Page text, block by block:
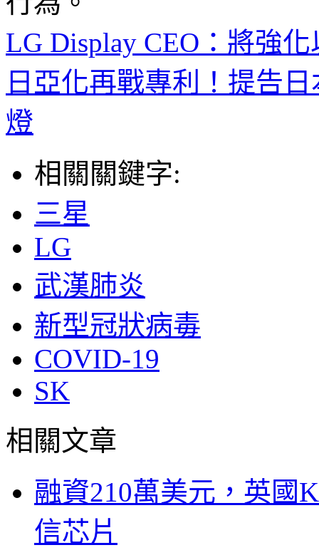
LG Display CEO：將強
日亞化再戰專利！提告
燈
相關關鍵字:
三星
LG
武漢肺炎
新型冠狀病毒
COVID-19
SK
相關文章
融資210萬美元，英國
信芯片